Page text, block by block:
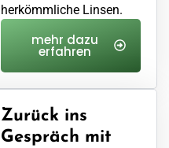
herkömmliche Linsen.
mehr dazu
erfahren
Zurück ins
Gespräch mit